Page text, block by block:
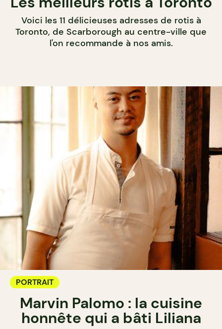
Voici les 11 délicieuses adresses de rotis à
Toronto, de Scarborough au centre-ville que
l'on recommande à nos amis.
PORTRAIT
Marvin Palomo : la cuisine
honnête qui a bâti Liliana